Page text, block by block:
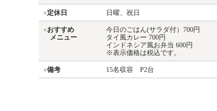
●定休日 日曜、祝日
●おすすめ
メニュー
今日のごはん(サラダ付）700円
タイ風カレー 700円
インドネシア風お弁当 600円
※表示価格は税込です。
●備考 15名収容 P2台